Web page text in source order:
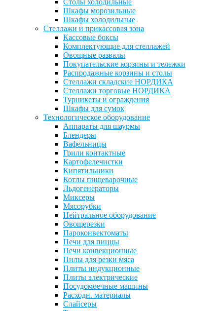
Столы холодильные
Шкафы морозильные
Шкафы холодильные
Стеллажи и прикассовая зона
Кассовые боксы
Комплектующие для стеллажей
Овощные развалы
Покупательские корзины и тележки
Распродажные корзины и столы
Стеллажи складские НОРДИКА
Стеллажи торговые НОРДИКА
Турникеты и ограждения
Шкафы для сумок
Технологическое оборудование
Аппараты для шаурмы
Блендеры
Вафельницы
Грили контактные
Картофелечистки
Кипятильники
Котлы пищеварочные
Льдогенераторы
Миксеры
Мясорубки
Нейтральное оборудование
Овощерезки
Пароконвектоматы
Печи для пиццы
Печи конвекционные
Пилы для резки мяса
Плиты индукционные
Плиты электрические
Посудомоечные машины
Расходн. материалы
Слайсеры